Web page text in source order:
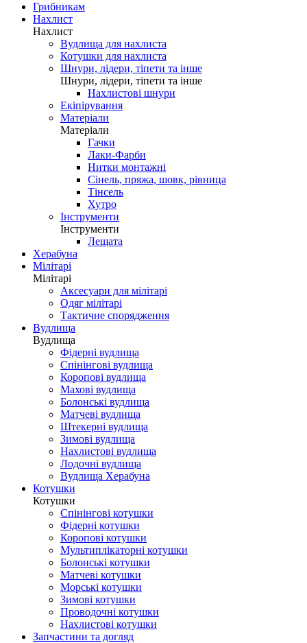
Грибникам
Нахлист
Нахлист
Вудлища для нахлиста
Котушки для нахлиста
Шнури, лідери, тіпети та інше
Шнури, лідери, тіпети та інше
Нахлистові шнури
Екіпірування
Матеріали
Матеріали
Гачки
Лаки-Фарби
Нитки монтажні
Сінель, пряжа, шовк, рівница
Тінсель
Хутро
Інструменти
Інструменти
Лещата
Херабуна
Мілітарі
Мілітарі
Аксесуари для мілітарі
Одяг мілітарі
Тактичне спорядження
Вудлища
Вудлища
Фідерні вудлища
Спінінгові вудлища
Коропові вудлища
Махові вудлища
Болонські вудлища
Матчеві вудлища
Штекерні вудлища
Зимові вудлища
Нахлистові вудлища
Лодочні вудлища
Вудлища Херабуна
Котушки
Котушки
Спінінгові котушки
Фідерні котушки
Коропові котушки
Мультиплікаторні котушки
Болонські котушки
Матчеві котушки
Морські котушки
Зимові котушки
Проводочні котушки
Нахлистові котушки
Запчастини та догляд